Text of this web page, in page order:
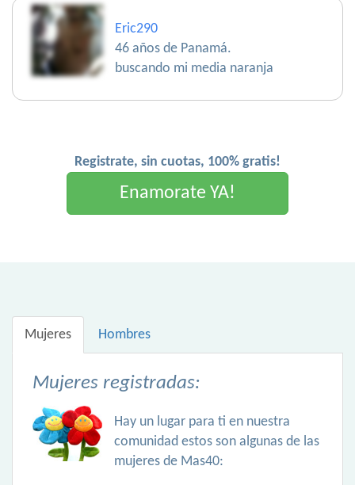
Eric290
46 años de Panamá.
buscando mi media naranja
Registrate, sin cuotas, 100% gratis!
Enamorate YA!
Mujeres Hombres
Mujeres registradas:
Hay un lugar para ti en nuestra
comunidad estos son algunas de las
mujeres de Mas40: